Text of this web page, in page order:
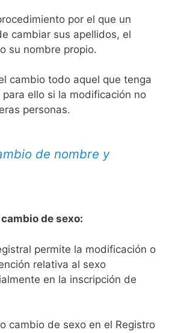
por el que un
cambiar sus apellidos, el
su nombre propio.
cambio todo aquel que tenga
ello si la modificación no
personas.
de nombre y
de sexo:
permite la modificación o
relativa al sexo
en la inscripción de
cambio de sexo en el Registro